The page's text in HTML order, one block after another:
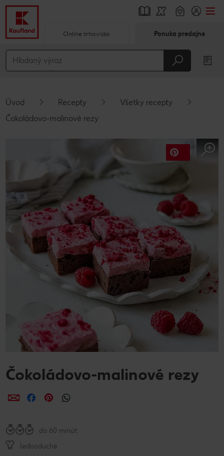
Hlavný obsah
Vyskakovací bočný panel
Online trhovisko Ponuka predajne
Úvod Recepty
Všetky recepty
Čokoládovo-malinové rezy
Čokoládovo-malinové rezy
ZdieľaťZdieľaťZdieľať
do 60 minút
Jednoduché